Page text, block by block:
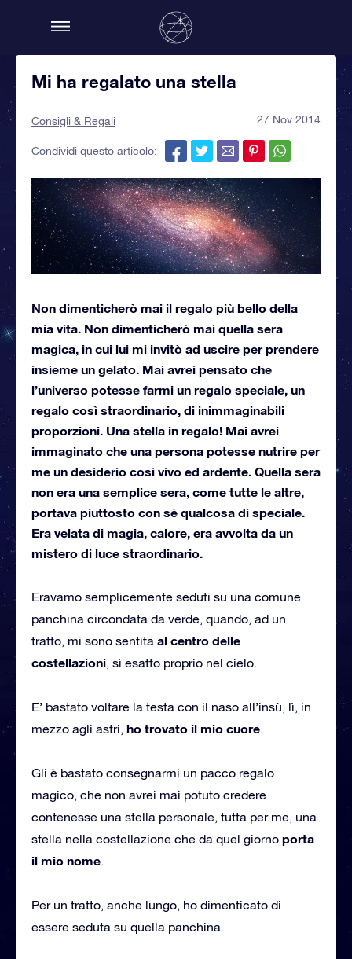
Mi ha regalato una stella
Consigli & Regali 27 Nov 2014
Condividi questo articolo:
Non dimenticherò mai il regalo più bello della
mia vita. Non dimenticherò mai quella sera
magica, in cui lui mi invitò ad uscire per prendere
insieme un gelato. Mai avrei pensato che
l’universo potesse farmi un regalo speciale, un
regalo così straordinario, di inimmaginabili
proporzioni. Una stella in regalo! Mai avrei
immaginato che una persona potesse nutrire per
me un desiderio così vivo ed ardente. Quella sera
non era una semplice sera, come tutte le altre,
portava piuttosto con sé qualcosa di speciale.
Era velata di magia, calore, era avvolta da un
mistero di luce straordinario.
Eravamo semplicemente seduti su una comune
panchina circondata da verde, quando, ad un
tratto, mi sono sentita al centro delle
costellazioni, sì esatto proprio nel cielo.
E’ bastato voltare la testa con il naso all’insù, lì, in
mezzo agli astri, ho trovato il mio cuore.
Gli è bastato consegnarmi un pacco regalo
magico, che non avrei mai potuto credere
contenesse una stella personale, tutta per me, una
stella nella costellazione che da quel giorno porta
il mio nome.
Per un tratto, anche lungo, ho dimenticato di
essere seduta su quella panchina.